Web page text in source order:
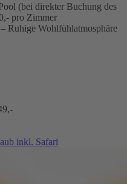
(bei direkter Buchung des
pro Zimmer
Ruhige Wohlfühlatmosphäre
inkl. Safari